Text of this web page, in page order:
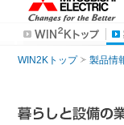
WIN2Kトップ 製品情